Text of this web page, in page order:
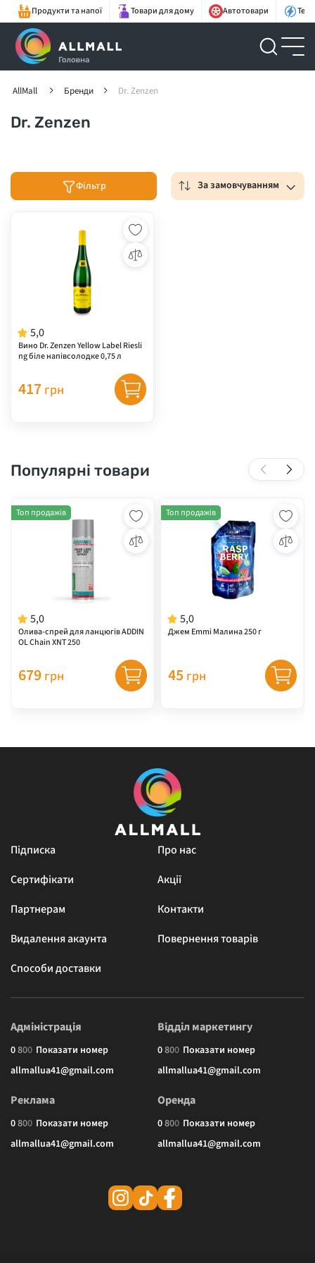
Продукти та напої Товари для дому Автотовари
AllMall Бренди Dr. Zenzen
Dr. Zenzen
Фільтр За замовчуванням
5,0
Вино Dr. Zenzen Yellow Label Riesli
ng біле напівсолодке 0,75 л
417 грн
Популярні товари
5,0
Олива-спрей для ланцюгів ADDIN
OL Chain XNT 250
Топ продажів
679 грн
5,0
Джем Emmi Малина 250 г
Топ продажів
45 грн
Підписка
Про нас
Сертифікати
Акції
Партнерам
Контакти
Видалення акаунта
Повернення товарів
Способи доставки
Адміністрація
0800 Показати номер
allmallua41@gmail.com
Відділ маркетингу
0800 Показати номер
allmallua41@gmail.com
Реклама
0800 Показати номер
allmallua41@gmail.com
Оренда
0800 Показати номер
allmallua41@gmail.com